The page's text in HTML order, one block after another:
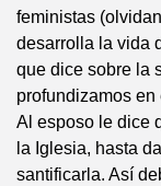
feministas
desarrolla la vida
que dice sobre la
profundizamos
Al esposo le dice
la Iglesia, hasta
santificarla. Así